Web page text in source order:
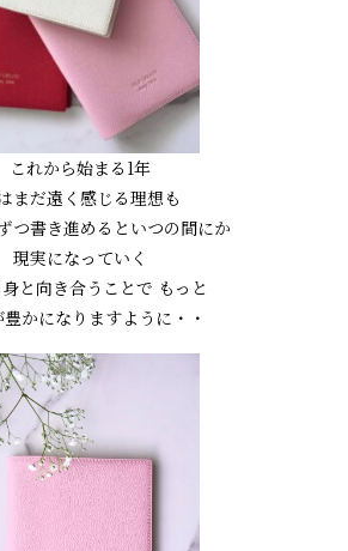
これから始まる1年
まだ遠く感じる理想も
つ書き進めるといつの間にか
現実になっていく
と向き合うことで もっと
かになりますように・・